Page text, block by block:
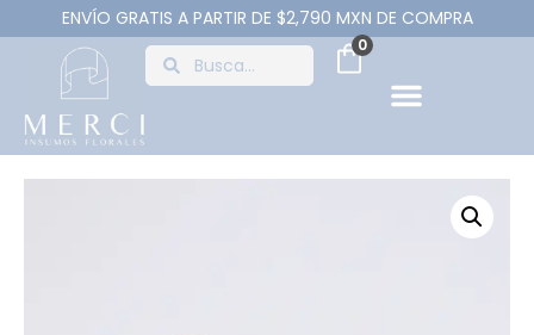
ENVÍO GRATIS A PARTIR DE $2,790 MXN DE COMPRA
0